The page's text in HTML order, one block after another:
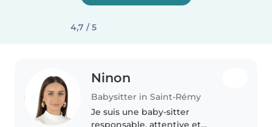
4,7 / 5
Ninon
Babysitter in Saint-Rémy
Je suis une baby-sitter
responsable, attentive et